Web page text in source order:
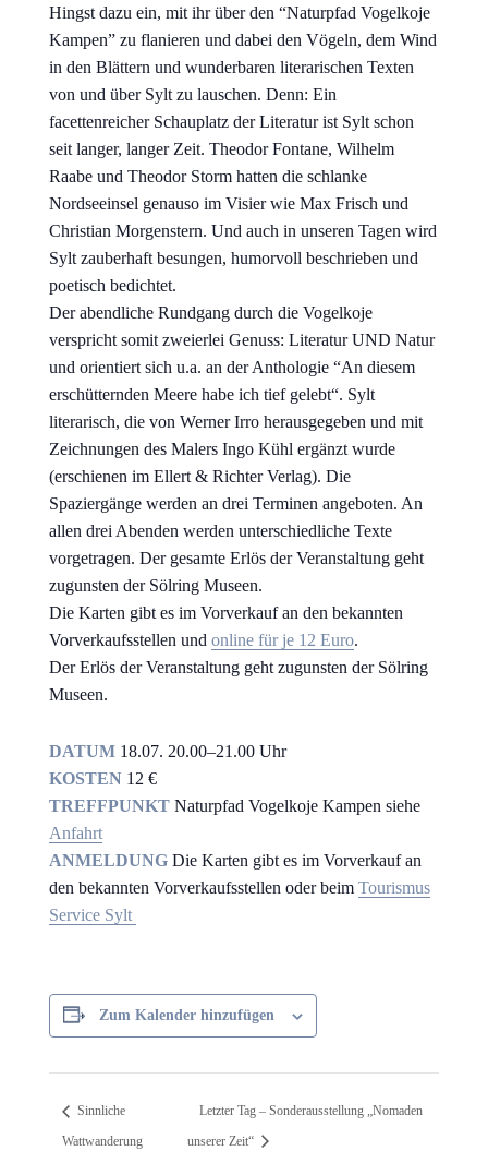
Hingst dazu ein, mit ihr über den “Naturpfad Vogelkoje
Kampen” zu flanieren und dabei den Vögeln, dem Wind
in den Blättern und wunderbaren literarischen Texten
von und über Sylt zu lauschen. Denn: Ein
facettenreicher Schauplatz der Literatur ist Sylt schon
seit langer, langer Zeit. Theodor Fontane, Wilhelm
Raabe und Theodor Storm hatten die schlanke
Nordseeinsel genauso im Visier wie Max Frisch und
Christian Morgenstern. Und auch in unseren Tagen wird
Sylt zauberhaft besungen, humorvoll beschrieben und
poetisch bedichtet.
Der abendliche Rundgang durch die Vogelkoje
verspricht somit zweierlei Genuss: Literatur UND Natur
und orientiert sich u.a. an der Anthologie “An diesem
erschütternden Meere habe ich tief gelebt“. Sylt
literarisch, die von Werner Irro herausgegeben und mit
Zeichnungen des Malers Ingo Kühl ergänzt wurde
(erschienen im Ellert & Richter Verlag). Die
Spaziergänge werden an drei Terminen angeboten. An
allen drei Abenden werden unterschiedliche Texte
vorgetragen. Der gesamte Erlös der Veranstaltung geht
zugunsten der Sölring Museen.
Die Karten gibt es im Vorverkauf an den bekannten
Vorverkaufsstellen und online für je 12 Euro.
Der Erlös der Veranstaltung geht zugunsten der Sölring
Museen.
DATUM 18.07. 20.00–21.00 Uhr
KOSTEN 12 €
TREFFPUNKT Naturpfad Vogelkoje Kampen siehe
Anfahrt
ANMELDUNG Die Karten gibt es im Vorverkauf an
den bekannten Vorverkaufsstellen oder beim Tourismus
Service Sylt
Zum Kalender hinzufügen
Sinnliche
Wattwanderung
Letzter Tag – Sonderausstellung „Nomaden
unserer Zeit“